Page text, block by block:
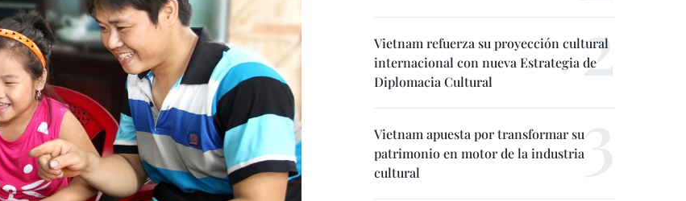
Vietnam refuerza su proyección cultural
internacional con nueva Estrategia de
Diplomacia Cultural
Vietnam apuesta por transformar su
patrimonio en motor de la industria
cultural